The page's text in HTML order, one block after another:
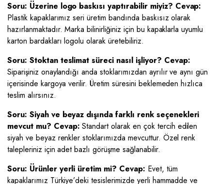
Soru: Üzerine logo baskısı yaptırabilir miyiz? Cevap:
Plastik kapaklarımız seri üretim bandında baskısız olarak
hazırlanmaktadır. Marka bilinirliğiniz için bu kapaklarla uyumlu
karton bardakları logolu olarak üretebiliriz.
Soru: Stoktan teslimat süreci nasıl işliyor? Cevap:
Siparişiniz onaylandığı anda stoklarımızdan ayrılır ve aynı gün
içerisinde kargoya verilir. Üretim süresini beklemeden hızlıca
teslim alırsınız.
Soru: Siyah ve beyaz dışında farklı renk seçenekleri
mevcut mu? Cevap: Standart olarak en çok tercih edilen
siyah ve beyaz renkler stoklarımızda mevcuttur. Özel renk
talepleriniz için adet bazlı görüşme sağlanabilir.
Soru: Ürünler yerli üretim mi? Cevap: Evet, tüm
kapaklarımız Türkiye’deki tesislerimizde yerli hammadde ve